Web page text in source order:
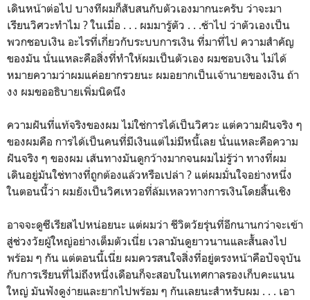
เดินหน้าต่อไป บางทีผมก็สับสนกับตัวเองมากนะครับ ว่าจะมา
เรียนวิศวะทำไม ? ในเมื่อ . . . ผมมารู้ตัว . . .ช้าไป ว่าตัวเองเป็น
พวกชอบเงิน อะไรที่เกี่ยวกับระบบการเงิน ที่มาที่ไป ความสำคัญ
ของมัน นั่นแหละคือสิ่งที่ทำให้ผมเป็นตัวเอง ผมชอบเงิน ไม่ได้
หมายความว่าผมแค่อยากรวยนะ ผมอยากเป็นเจ้านายของเงิน ถ้า
งง ผมขออธิบายเพิ่มนิดนึง
ความฝันที่แท้จริงของผม ไม่ใช่การได้เป็นวิศวะ แต่ความฝันจริง ๆ
ของผมคือ การได้เป็นคนที่มีเงินแต่ไม่มีหนี้เลย นั่นแหละคือความ
ฝันจริง ๆ ของผม เส้นทางมันดูกว้างมากจนผมไม่รู้ว่า ทางที่ผม
เดินอยู่มันใช่ทางที่ถูกต้องแล้วหรือเปล่า ? แต่ผมมั่นใจอย่างหนึ่ง
ในตอนนี้ว่า ผมยังเป็นวิศเหวอที่ล้มเหลวทางการเงินโดยสิ้นเชิง
อาจจะดูซีเรียสไปหน่อยนะ แต่ผมว่า ชีวิตวัยรุ่นที่อีกนานกว่าจะเข้า
สู่ช่วงวัยผู้ใหญ่อย่างเต็มตัวเนี่ย เวลามันดูยาวนานและสั้นลงไป
พร้อม ๆ กัน แต่ตอนนี้เนี่ย ผมควรสนใจสิ่งที่อยู่ตรงหน้าคือปัจจุบัน
กับการเรียนที่ไม่ถึงหนึ่งเดือนก็จะสอบในเทศกาลรองเก็บคะแนน
ใหญ่ มันฟังดูง่ายและยากไปพร้อม ๆ กันเลยนะสำหรับผม . . . เอา